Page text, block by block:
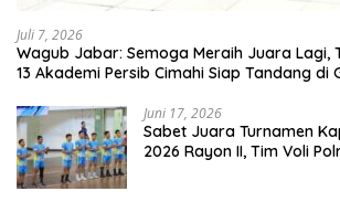
Juli 7, 2026
Wagub Jabar: Semoga Meraih Juara Lagi,
13 Akademi Persib Cimahi Siap Tandang di
Juni 17, 2026
Sabet Juara Turnamen
2026 Rayon II, Tim Voli